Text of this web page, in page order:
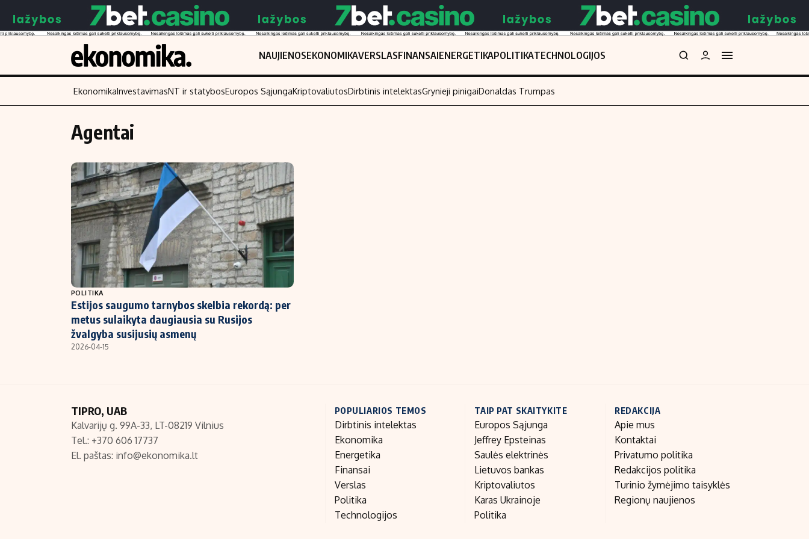
NAUJIENOSEKONOMIKAVERSLASFINANSAIENERGETIKAPOLITIKATECHNOLOGIJOS
Turinys
Naujienos
Aplinka
Verslas
Energetika
Ekonomika
Politika
NT ir statybos
Finansai
Įmonės
Žemės ūkis
Technologijos
Laisvalaikis
EkonomikaInvestavimasNT ir statybosEuropos SąjungaKriptovaliutosDirbtinis intelektasGrynieji pinigaiDonaldas Trumpas
Agentai
POLITIKA
Estijos saugumo tarnybos skelbia rekordą: per
metus sulaikyta daugiausia su Rusijos
žvalgyba susijusių asmenų
2026-04-15
TIPRO, UAB
Kalvarijų g. 99A-33, LT-08219 Vilnius
Tel.: +370 606 17737
El. paštas: info@ekonomika.lt
POPULIARIOS TEMOS
Dirbtinis intelektas
Ekonomika
Energetika
Finansai
Verslas
Politika
Technologijos
TAIP PAT SKAITYKITE
Europos Sąjunga
Jeffrey Epsteinas
Saulės elektrinės
Lietuvos bankas
Kriptovaliutos
Karas Ukrainoje
Politika
REDAKCIJA
Apie mus
Kontaktai
Privatumo politika
Redakcijos politika
Turinio žymėjimo taisyklės
Regionų naujienos